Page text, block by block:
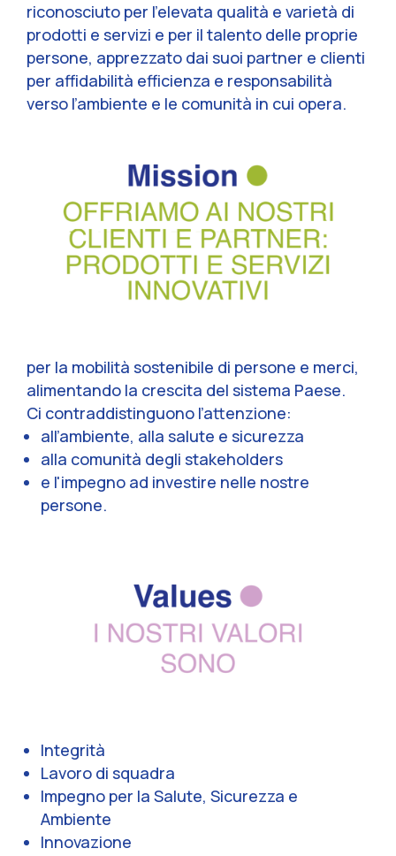
riconosciuto per l’elevata qualità e varietà di
prodotti e servizi e per il talento delle proprie
persone, apprezzato dai suoi partner e clienti
per affidabilità efficienza e responsabilità
verso l’ambiente e le comunità in cui opera.
per la mobilità sostenibile di persone e merci,
alimentando la crescita del sistema Paese.
Ci contraddistinguono l’attenzione:
all’ambiente, alla salute e sicurezza
alla comunità degli stakeholders
e l'impegno ad investire nelle nostre
persone.
Integrità
Lavoro di squadra
Impegno per la Salute, Sicurezza e
Ambiente
Innovazione